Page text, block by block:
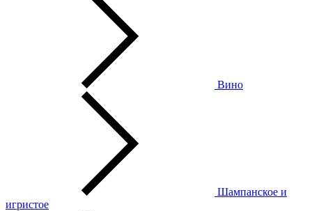
Вино
Шампанское и
игристое